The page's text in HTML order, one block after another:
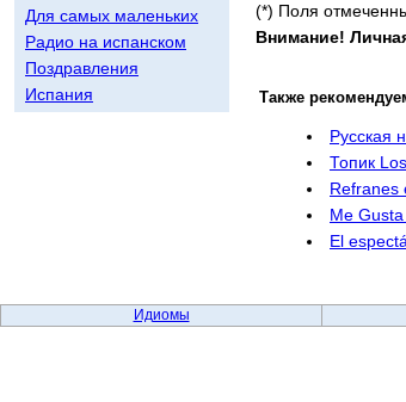
Для самых маленьких
Радио на испанском
Поздравления
Испания
(*) Поля
Внимание!
Также
Русская
Топик
Refranes
Me
El
Идиомы